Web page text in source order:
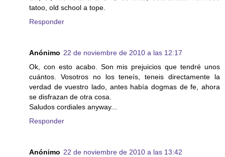
tatoo, old school a tope.
Responder
Anónimo 22 de noviembre de 2010 a las 12:17
Ok, con esto acabo. Son mis prejuicios que tendré unos
cuántos. Vosotros no los teneís, teneis directamente la
verdad de vuestro lado, antes había dogmas de fe, ahora
se disfrazan de otra cosa.
Saludos cordiales anyway...
Responder
Anónimo 22 de noviembre de 2010 a las 13:42